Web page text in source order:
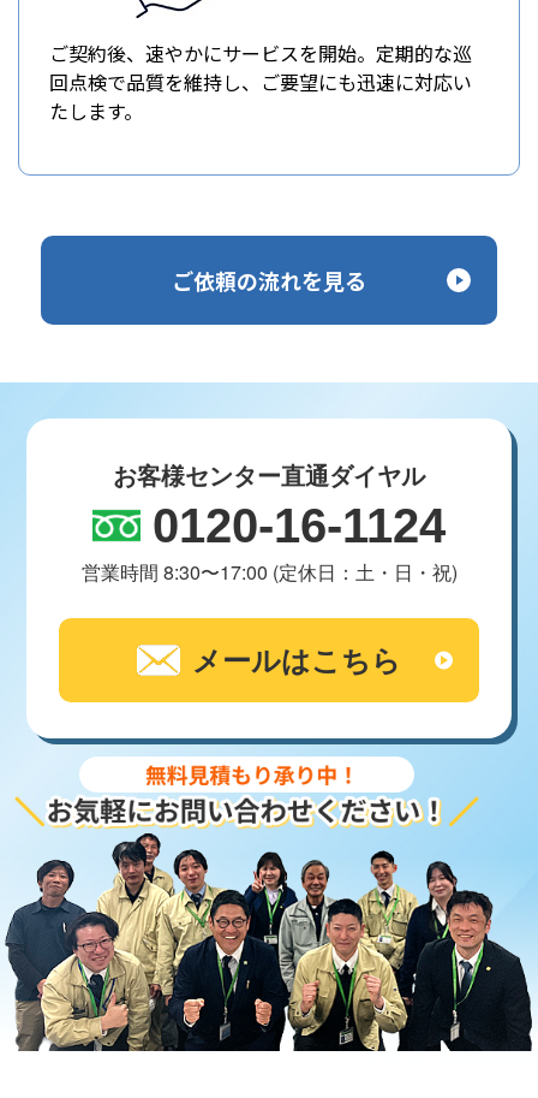
ご契約後、速やかにサービスを開始。定期的な巡
回点検で品質を維持し、ご要望にも迅速に対応い
たします。
ご依頼の流れを見る
お客様センター直通ダイヤル
0120-16-1124
営業時間 8:30〜17:00 (定休日：土・日・祝)
メールはこちら